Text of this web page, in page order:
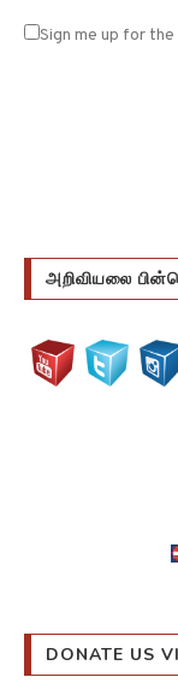
Sign me up for
அறிவியலை
DONATE US